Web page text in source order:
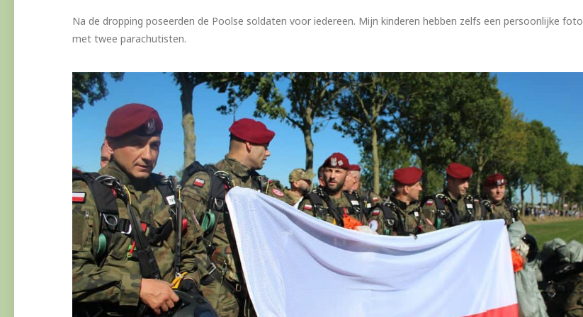
Na de dropping poseerden de Poolse soldaten voor iedereen. Mijn kinderen hebben zelfs een persoonlijke foto
met twee parachutisten.